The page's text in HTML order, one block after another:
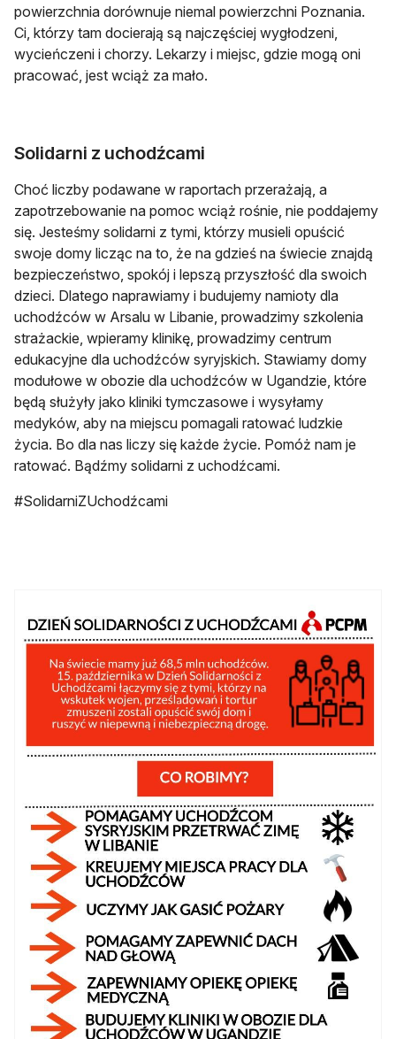
powierzchnia dorównuje niemal powierzchni Poznania.
Ci, którzy tam docierają są najczęściej wygłodzeni,
wycieńczeni i chorzy. Lekarzy i miejsc, gdzie mogą oni
pracować, jest wciąż za mało.
Solidarni z uchodźcami
Choć liczby podawane w raportach przerażają, a
zapotrzebowanie na pomoc wciąż rośnie, nie poddajemy
się. Jesteśmy solidarni z tymi, którzy musieli opuścić
swoje domy licząc na to, że na gdzieś na świecie znajdą
bezpieczeństwo, spokój i lepszą przyszłość dla swoich
dzieci. Dlatego naprawiamy i budujemy namioty dla
uchodźców w Arsalu w Libanie, prowadzimy szkolenia
strażackie, wpieramy klinikę, prowadzimy centrum
edukacyjne dla uchodźców syryjskich. Stawiamy domy
modułowe w obozie dla uchodźców w Ugandzie, które
będą służyły jako kliniki tymczasowe i wysyłamy
medyków, aby na miejscu pomagali ratować ludzkie
życia. Bo dla nas liczy się każde życie. Pomóż nam je
ratować. Bądźmy solidarni z uchodźcami.
#SolidarniZUchodźcami